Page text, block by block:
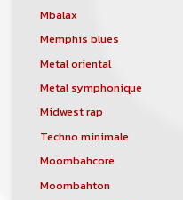
Mbalax
Memphis blues
Metal oriental
Metal symphonique
Midwest rap
Techno minimale
Moombahcore
Moombahton